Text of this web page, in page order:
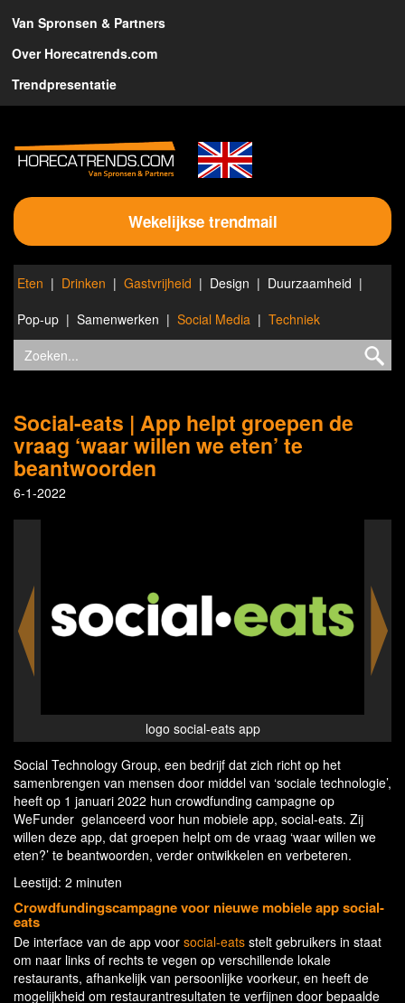
Van Spronsen & Partners
Over Horecatrends.com
Trendpresentatie
Wekelijkse trendmail
Eten Drinken Gastvrijheid Design
Duurzaamheid
Pop-up
Samenwerken Social Media Techniek
Social-eats | App helpt groepen de
vraag ‘waar willen we eten’ te
beantwoorden
6-1-2022
logo social-eats app
Social Technology Group, een bedrijf dat zich richt op het
samenbrengen van mensen door middel van ‘sociale technologie’,
heeft op 1 januari 2022 hun crowdfunding campagne op
WeFunder gelanceerd voor hun mobiele app, social-eats. Zij
willen deze app, dat groepen helpt om de vraag ‘waar willen we
eten?’ te beantwoorden, verder ontwikkelen en verbeteren.
Leestijd: 2 minuten
Crowdfundingscampagne voor nieuwe mobiele app social-
eats
De interface van de app voor social-eats stelt gebruikers in staat
om naar links of rechts te vegen op verschillende lokale
restaurants, afhankelijk van persoonlijke voorkeur, en heeft de
mogelijkheid om restaurantresultaten te verfijnen door bepaalde